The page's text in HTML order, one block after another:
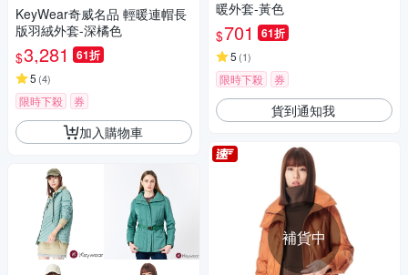
KeyWear奇威名品 輕暖連帽長
版羽絨外套-深橘色
$3,281 61折
5 (4)
限時下殺 券
加入購物車
暖外套-黃色
$701 61折
5 (1)
限時下殺 券
貨到通知我
補貨中